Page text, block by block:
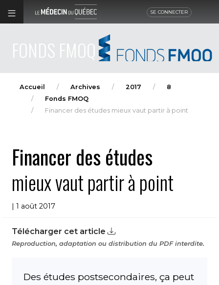
SE CONNECTER
FONDS FMOQ
Accueil Archives 2017
8
Fonds FMOQ
Financer des études mieux vaut partir à point
Financer des études
mieux vaut partir à point
| 1 août 2017
Télécharger cet article
Reproduction, adaptation ou distribution du PDF interdite.
Des études postsecondaires, ça peut